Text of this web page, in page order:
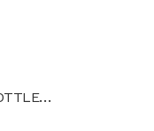
Botella de combustible FUEL BOTTLE M (0.6 L) OPTIMUS